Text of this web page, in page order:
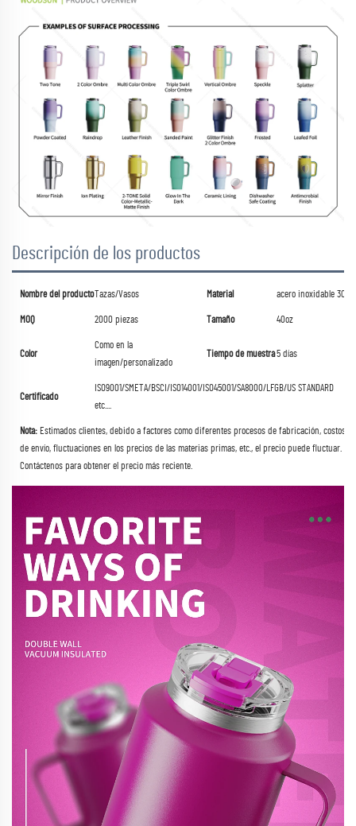
Descripción de los productos
Nombre del producto Tazas/Vasos Material acero inoxidable 304
MOQ 2000 piezas Tamaño 40oz
Color
Como en la
imagen/personalizado
Tiempo de muestra5 días
Certificado
ISO9001/SMETA/BSCI/ISO14001/ISO45001/SA8000/LFGB/US STANDARD
etc....
Nota: Estimados clientes, debido a factores como diferentes procesos de fabricación, costos
de envío, fluctuaciones en los precios de las materias primas, etc., el precio puede fluctuar.
Contáctenos para obtener el precio más reciente.